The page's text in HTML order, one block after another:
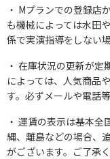
Mプランでの登録店
も機械によっては水田
係で実演指導をしない
在庫状況の更新が定
によっては、人気商品
す。必ずメールや電話
運賃の表示は基本全
縄、離島などの場合、
がございます。ご了承く